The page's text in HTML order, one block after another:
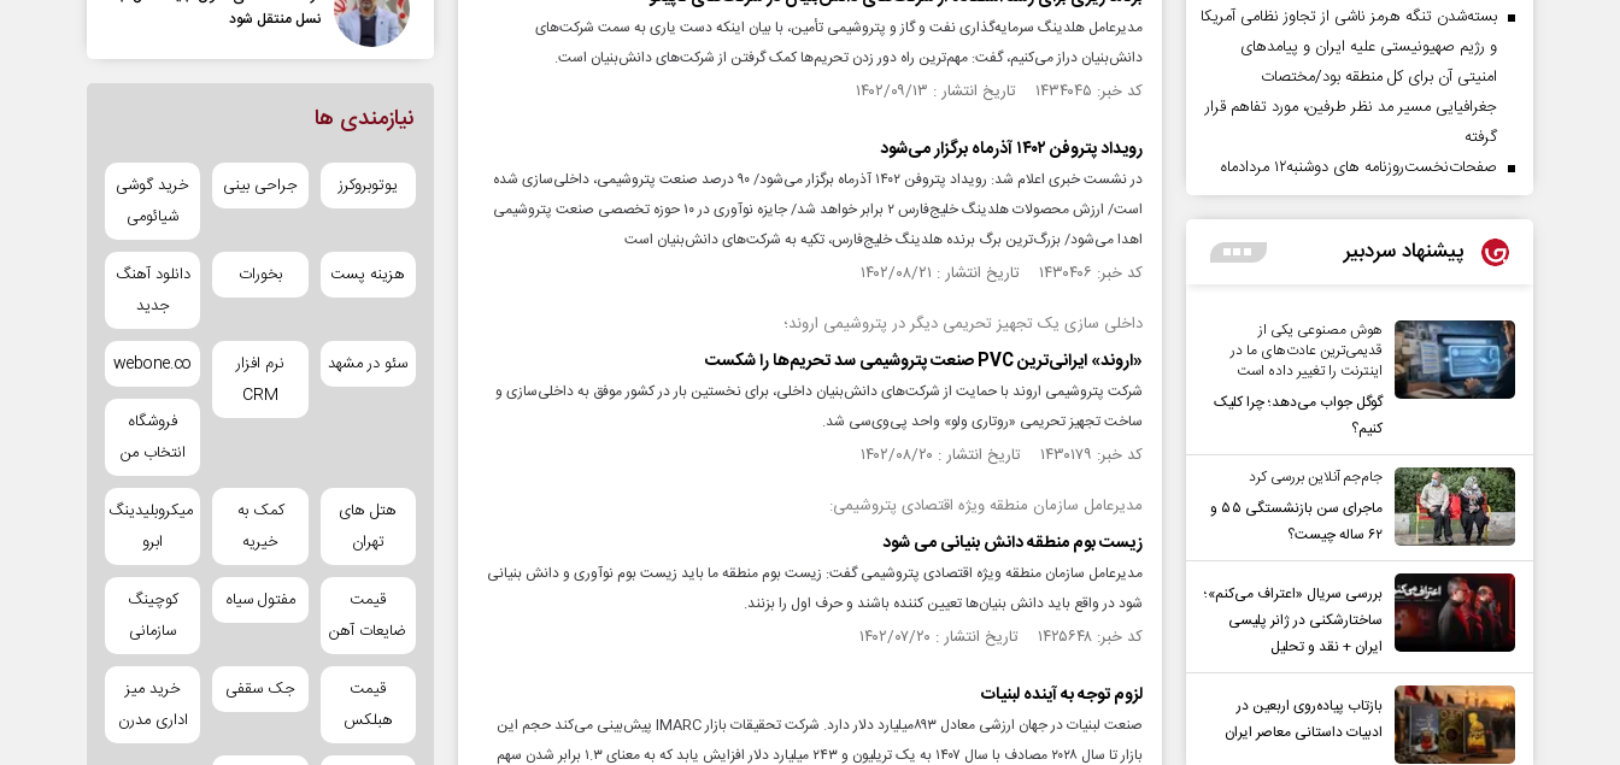
مدیرعامل هلدینگ سرمایه‌گذاری نفت و گاز و پتروشیمی تأمین، با بیان اینکه دست یاری به سمت شرکت‌های
دانش‌بنیان دراز می‌کنیم، گفت: مهم‌ترین راه دور زدن تحریم‌ها کمک گرفتن از شرکت‌های دانش‌بنیان است.
کد خبر: ۱۴۳۴۰۴۵ تاریخ انتشار : ۱۴۰۲/۰۹/۱۳
رویداد پتروفن ۱۴۰۲ آذرماه برگزار می‌شود
در نشست خبری اعلام شد: رویداد پتروفن ۱۴۰۲ آذرماه برگزار می‌شود/ ۹۰ درصد صنعت پتروشیمی، داخلی‌سازی شده
است/ ارزش محصولات هلدینگ خلیج‌فارس ۲ برابر خواهد شد/ جایزه نوآوری در ۱۰ حوزه تخصصی صنعت پتروشیمی
اهدا می‌شود/ بزرگ‌ترین برگ برنده هلدینگ خلیج‌فارس، تکیه به شرکت‌های دانش‌بنیان است
کد خبر: ۱۴۳۰۴۰۶ تاریخ انتشار : ۱۴۰۲/۰۸/۲۱
داخلی سازی یک تجهیز تحریمی دیگر در پتروشیمی اروند؛
«اروند» ایرانی‌ترین PVC صنعت پتروشیمی سد تحریم‌ها را شکست
شرکت پتروشیمی اروند با حمایت از شرکت‌های دانش‌بنیان داخلی، برای نخستین بار در کشور موفق به داخلی‌سازی و
ساخت تجهیز تحریمی «روتاری ولو» واحد پی‌وی‌سی شد.
کد خبر: ۱۴۳۰۱۷۹ تاریخ انتشار : ۱۴۰۲/۰۸/۲۰
مدیرعامل سازمان منطقه ویژه اقتصادی پتروشیمی:
زیست بوم منطقه دانش بنیانی می شود
مدیرعامل سازمان منطقه ویژه اقتصادی پتروشیمی گفت: زیست بوم منطقه ما باید زیست بوم نوآوری و دانش بنیانی
شود در واقع باید دانش بنیان‌ها تعیین کننده باشند و حرف اول را بزنند.
کد خبر: ۱۴۲۵۶۴۸ تاریخ انتشار : ۱۴۰۲/۰۷/۲۰
لزوم توجه به آینده لبنیات
صنعت لبنیات در جهان ارزشی معادل ۸۹۳‌میلیارد دلار دارد. شرکت تحقیقات بازار IMARC پیش‌بینی می‌کند حجم این
بازار تا سال ۲۰۲۸ مصادف با سال ۱۴۰۷ به یک تریلیون و ۲۴۳ میلیارد دلار افزایش یابد که به معنای ۱.۳ برابر شدن سهم
بسته‌شدن تنگه هرمز ناشی از تجاوز نظامی آمریکا
و رژیم صهیونیستی علیه ایران و پیامد‌های
امنیتی آن برای کل منطقه بود/مختصات
جغرافیایی مسیر مد نظر طرفین، مورد تفاهم قرار
گرفته
صفحات‌نخست‌روزنامه ها‌ی دوشنبه‌۱۲ مردادماه
پیشنهاد سردبیر
هوش مصنوعی یکی از
قدیمی‌ترین عادت‌های ما در
اینترنت را تغییر داده است
گوگل جواب می‌دهد؛ چرا کلیک
کنیم؟
جام‌جم آنلاین بررسی کرد
ماجرای سن بازنشستگی ۵۵ و
۶۲ ساله چیست؟
بررسی سریال «اعتراف می‌کنم»؛
ساختارشکنی در ژانر پلیسی
ایران + نقد و تحلیل
بازتاب پیاده‌روی اربعین در
ادبیات داستانی معاصر ایران
نسل منتقل شود
نیازمندی ها
یوتوبروکرز جراحی بینی
خرید گوشی
شیائومی
هزینه پست بخورات
دانلود آهنگ
جدید
سئو در مشهد
نرم افزار
CRM
webone.co
فروشگاه
انتخاب من
هتل های
تهران
کمک به
خیریه
میکروبلیدینگ
ابرو
قیمت
ضایعات آهن
مفتول سیاه
کوچینگ
سازمانی
قیمت
هبلکس
جک سقفی
خرید میز
اداری مدرن